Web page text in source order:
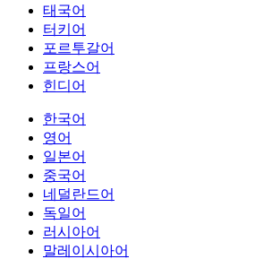
태국어
터키어
포르투갈어
프랑스어
힌디어
한국어
영어
일본어
중국어
네덜란드어
독일어
러시아어
말레이시아어